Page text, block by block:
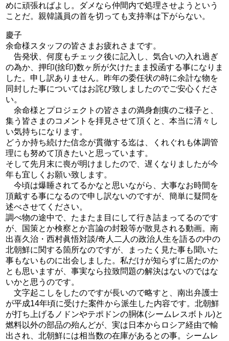
めに頑張ればよし。ダメなら仲間内で処理させようという
ことだ。親韓議員の首を切っても支持率は下がらない。
慶子
余命様スタッフの皆さまお疲れさまです。
告発状、何度もチェック後に記入し、気合いの入れ過ぎ
の為か、押印(捨印)数ヶ所が欠けたまま投函する事になりま
した。申し訳ありません。昨年の委任状の時に余計な物を
同封した事についてはお詫び致しましたのでご安心くださ
い。
余命様とプロジェクトの皆さまの満身創痍のご様子と、
集う皆さまのコメントを拝見させて頂くと、本当に清々し
い気持ちになります。
どうか持ち続けた信念が貫徹する迄は、くれぐれも体調管
理にも努めて頂きたいと思っています。
そして先月末に喪が明けましたので、遅くなりましたが今
年も宜しくお願い致します。
今頃は爆睡されてるかなと思いながら、大事なお時間を
頂戴する事になるので申し訳ないのですが、簡単に疑問を
述べさせてください。
調べ物の途中で、たまたま目にして行き詰まってるのです
が、国策とか検察とか言論の封殺等が散見される動画。南
出喜久治・西村眞悟対談/奇人二人の政治人生を語るの中の
北朝鮮に関する箇所なのですが、まったく見た事も聞いた
事もないものに出会しました。私だけが知らずに居たのか
とも思いますが、事実なら拉致問題の解決はないのではな
いかと思うのです。
文字起こしをしたのですが長いので略すと、南出弁護士
が平成14年頃に受けた案件から派生した内容です。北朝鮮
が打ち上げるノドンやテポドンの胴体(シームレスボトル)と
燃料以外の部品の殆んどが、実は日本からロシア経由で輸
出され、北朝鮮には相当数の在庫があるとの事。シームレ